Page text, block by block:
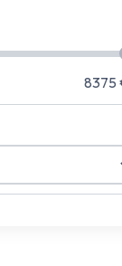
8375